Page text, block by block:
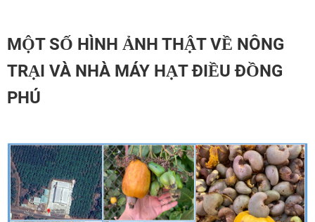
MỘT SỐ HÌNH ẢNH THẬTVỀ NÔNG
TRẠI VÀ NHÀ MÁY HẠT ĐIỀU ĐỒNG
PHÚ